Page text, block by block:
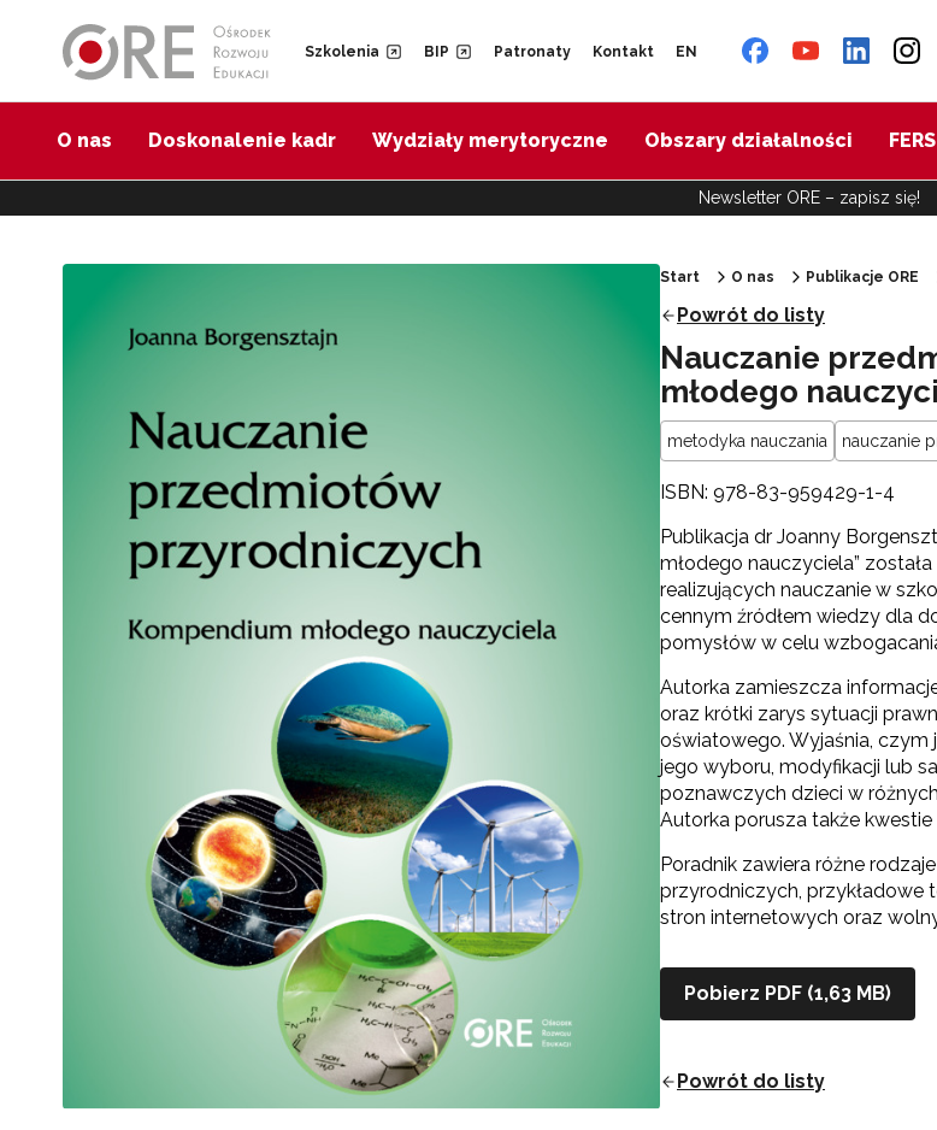
Szkolenia BIP Patronaty Kontakt EN
O nas Doskonalenie kadr Wydziały merytoryczne Obszary działalności FERS
Newsletter ORE – zapisz się!
Start O nas Publikacje ORE
Powrót do listy
Nauczanie
młodego
metodyka nauczania nauczanie
ISBN: 978-83-959429-1-4
Publikacja dr Joanny
młodego nauczyciela”
realizujących nauczanie w
cennym źródłem wiedzy dla
pomysłów w celu
Autorka zamieszcza
oraz krótki zarys sytuacji
oświatowego. Wyjaśnia,
jego wyboru, modyfikacji lub
poznawczych dzieci w
Autorka porusza także
Poradnik zawiera różne
przyrodniczych, przykładowe
stron internetowych oraz
Pobierz PDF (1,63 MB)
Powrót do listy
Newsletter ORE